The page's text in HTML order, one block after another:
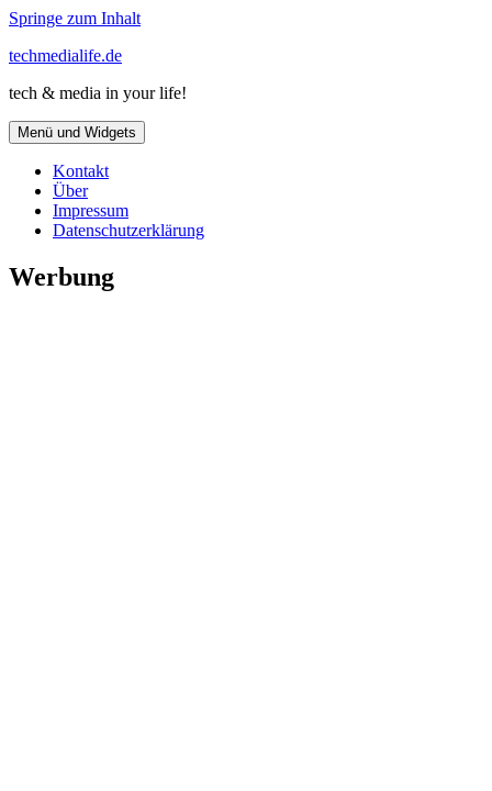
Springe zum Inhalt
techmedialife.de
tech & media in your life!
Menü und Widgets
Kontakt
Über
Impressum
Datenschutzerklärung
Werbung